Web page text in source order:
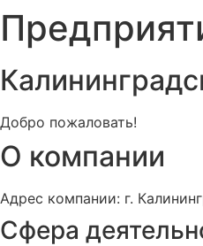
Добро пожаловать!
О компании
Адрес компании: г.
Сфера